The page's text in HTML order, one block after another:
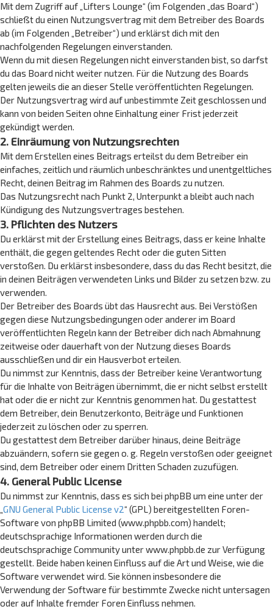
Mit dem Zugriff auf „Lifters Lounge“ (im Folgenden „das Board“)
schließt du einen Nutzungsvertrag mit dem Betreiber des Boards
ab (im Folgenden „Betreiber“) und erklärst dich mit den
nachfolgenden Regelungen einverstanden.
Wenn du mit diesen Regelungen nicht einverstanden bist, so darfst
du das Board nicht weiter nutzen. Für die Nutzung des Boards
gelten jeweils die an dieser Stelle veröffentlichten Regelungen.
Der Nutzungsvertrag wird auf unbestimmte Zeit geschlossen und
kann von beiden Seiten ohne Einhaltung einer Frist jederzeit
gekündigt werden.
2. Einräumung von Nutzungsrechten
Mit dem Erstellen eines Beitrags erteilst du dem Betreiber ein
einfaches, zeitlich und räumlich unbeschränktes und unentgeltliches
Recht, deinen Beitrag im Rahmen des Boards zu nutzen.
Das Nutzungsrecht nach Punkt 2, Unterpunkt a bleibt auch nach
Kündigung des Nutzungsvertrages bestehen.
3. Pflichten des Nutzers
Du erklärst mit der Erstellung eines Beitrags, dass er keine Inhalte
enthält, die gegen geltendes Recht oder die guten Sitten
verstoßen. Du erklärst insbesondere, dass du das Recht besitzt, die
in deinen Beiträgen verwendeten Links und Bilder zu setzen bzw. zu
verwenden.
Der Betreiber des Boards übt das Hausrecht aus. Bei Verstößen
gegen diese Nutzungsbedingungen oder anderer im Board
veröffentlichten Regeln kann der Betreiber dich nach Abmahnung
zeitweise oder dauerhaft von der Nutzung dieses Boards
ausschließen und dir ein Hausverbot erteilen.
Du nimmst zur Kenntnis, dass der Betreiber keine Verantwortung
für die Inhalte von Beiträgen übernimmt, die er nicht selbst erstellt
hat oder die er nicht zur Kenntnis genommen hat. Du gestattest
dem Betreiber, dein Benutzerkonto, Beiträge und Funktionen
jederzeit zu löschen oder zu sperren.
Du gestattest dem Betreiber darüber hinaus, deine Beiträge
abzuändern, sofern sie gegen o. g. Regeln verstoßen oder geeignet
sind, dem Betreiber oder einem Dritten Schaden zuzufügen.
4. General Public License
Du nimmst zur Kenntnis, dass es sich bei phpBB um eine unter der
„GNU General Public License v2“ (GPL) bereitgestellten Foren-
Software von phpBB Limited (www.phpbb.com) handelt;
deutschsprachige Informationen werden durch die
deutschsprachige Community unter www.phpbb.de zur Verfügung
gestellt. Beide haben keinen Einfluss auf die Art und Weise, wie die
Software verwendet wird. Sie können insbesondere die
Verwendung der Software für bestimmte Zwecke nicht untersagen
oder auf Inhalte fremder Foren Einfluss nehmen.